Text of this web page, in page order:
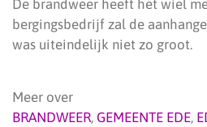
De brandweer heeft het wiel
bergingsbedrijf zal de
was uiteindelijk niet zo groot.
Meer over
BRANDWEER, GEMEENTE EDE,